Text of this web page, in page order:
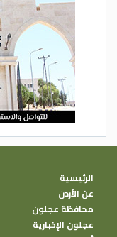
الرئيسية
عن الأردن
محافظة عجلون
عجلون الإخبارية